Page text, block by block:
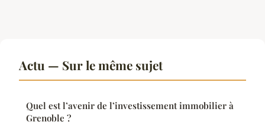
Actu — Sur le même sujet
Quel est l’avenir de l’investissement immobilier à
Grenoble ?